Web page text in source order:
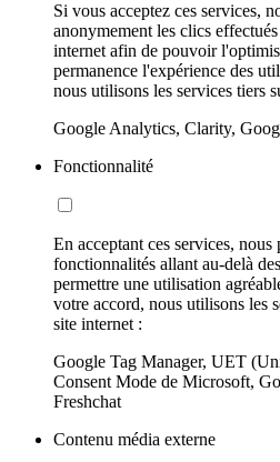
Si vous acceptez ces services,
anonymement les clics
internet afin de pouvoir
permanence l'expérience des
nous utilisons les services tiers
Google Analytics, Clarity,
Fonctionnalité
En acceptant ces services,
fonctionnalités allant au-delà
permettre une utilisation
votre accord, nous utilisons les
site internet :
Google Tag Manager, UET
Consent Mode de Microsoft,
Freshchat
Contenu média externe